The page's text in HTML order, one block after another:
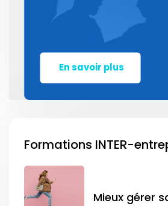
En savoir plus
Formations INTER-
Mieux gérer